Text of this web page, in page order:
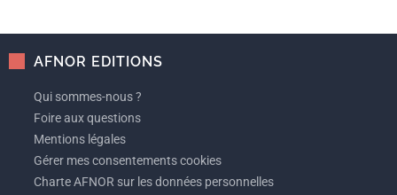
AFNOR EDITIONS
Qui sommes-nous ?
Foire aux questions
Mentions légales
Gérer mes consentements cookies
Charte AFNOR sur les données personnelles